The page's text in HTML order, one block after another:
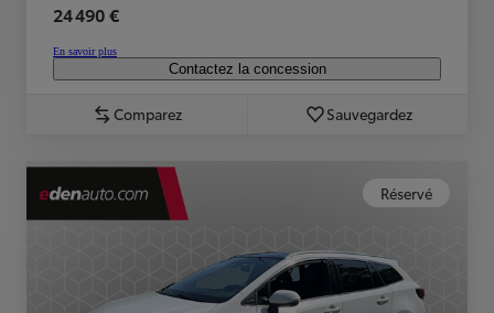
24 490 €
En savoir plus
Contactez la concession
Comparez Sauvegardez
Réservé